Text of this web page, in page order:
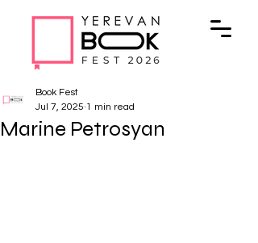
Marine Petrosyan
Book Fest
Jul 7, 2025 1 min read